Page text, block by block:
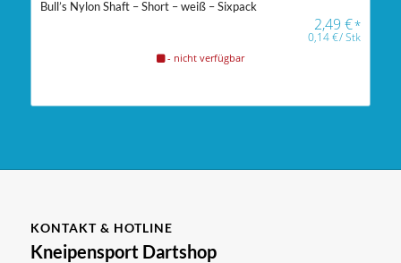
Bull’s Nylon Shaft – Short – weiß – Sixpack
2,49€*
0,14€/Stk
- nicht verfügbar
KONTAKT & HOTLINE
Kneipensport Dartshop